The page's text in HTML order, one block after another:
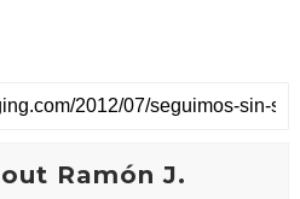
Ramón J.